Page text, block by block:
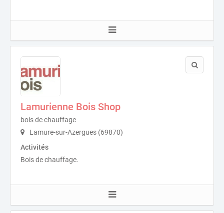
Lamurienne Bois Shop
bois de chauffage
Lamure-sur-Azergues (69870)
Activités
Bois de chauffage.